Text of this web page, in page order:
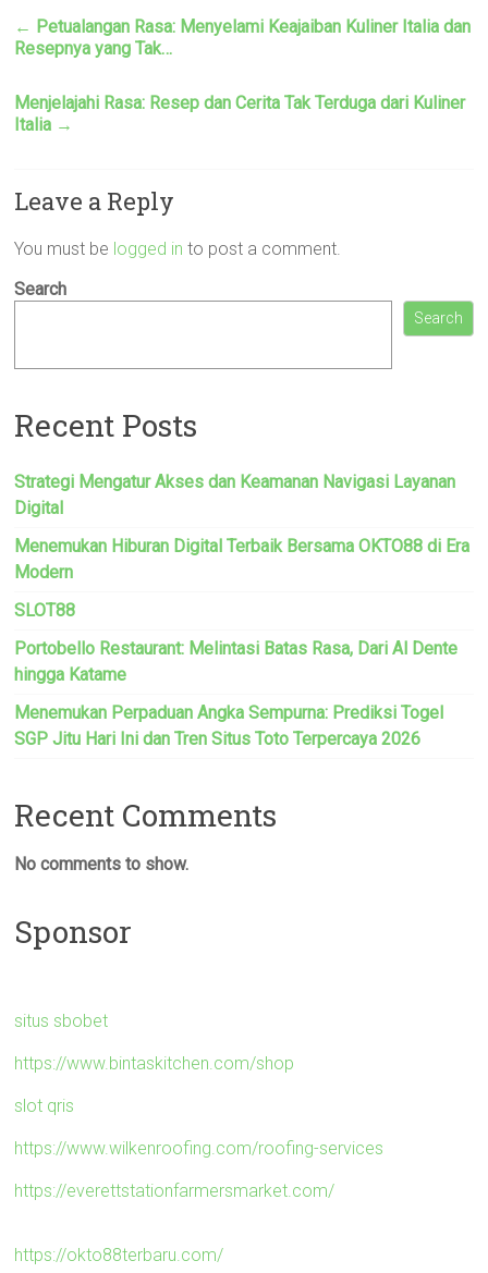
← Petualangan Rasa: Menyelami Keajaiban Kuliner Italia dan
Resepnya yang Tak…
Menjelajahi Rasa: Resep dan Cerita Tak Terduga dari Kuliner
Italia →
Leave a Reply
You must be logged in to post a comment.
Search
Search
Recent Posts
Strategi Mengatur Akses dan Keamanan Navigasi Layanan
Digital
Menemukan Hiburan Digital Terbaik Bersama OKTO88 di Era
Modern
SLOT88
Portobello Restaurant: Melintasi Batas Rasa, Dari Al Dente
hingga Katame
Menemukan Perpaduan Angka Sempurna: Prediksi Togel
SGP Jitu Hari Ini dan Tren Situs Toto Terpercaya 2026
Recent Comments
No comments to show.
Sponsor
situs sbobet
https://www.bintaskitchen.com/shop
slot qris
https://www.wilkenroofing.com/roofing-services
https://everettstationfarmersmarket.com/
https://okto88terbaru.com/